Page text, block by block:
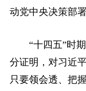
动党中央决策部
“十四五”时
分证明，对习近
只要领会透、把